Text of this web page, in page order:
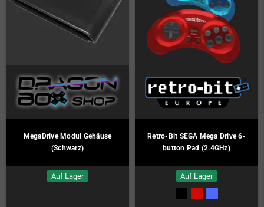
MegaDrive Modul Gehäuse
(Schwarz)
Auf Lager
Retro-Bit SEGA Mega Drive 6-
button Pad (2.4GHz)
Auf Lager